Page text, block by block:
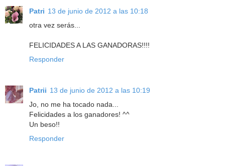
Patri 13 de junio de 2012 a las 10:18
otra vez serás...
FELICIDADES A LAS GANADORAS!!!!
Responder
Patrii 13 de junio de 2012 a las 10:19
Jo, no me ha tocado nada...
Felicidades a los ganadores! ^^
Un beso!!
Responder